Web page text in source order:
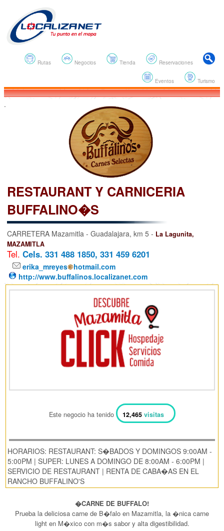
Reservaciones
Tienda
Negocios
Rutas
Turismo
Eventos
.
RESTAURANT Y CARNICERIA
BUFFALINO�S
CARRETERA Mazamitla - Guadalajara, km 5 - La Lagunita,
MAZAMITLA
Tel. Cels. 331 488 1850, 331 459 6201
erika_mreyes
hotmail.com
http://www.buffalinos.localizanet.com
Este negocio ha tenido 12,465visitas
HORARIOS: RESTAURANT: S�BADOS Y DOMINGOS 9:00AM -
5:00PM | SUPER: LUNES A DOMINGO DE 8:00AM - 6:00PM |
SERVICIO DE RESTAURANT | RENTA DE CABA�AS EN EL
RANCHO BUFFALINO'S
�CARNE DE BUFFALO!
Prueba la deliciosa carne de B�falo en Mazamitla, la �nica carne
light en M�xico con m�s sabor y alta digestibilidad.